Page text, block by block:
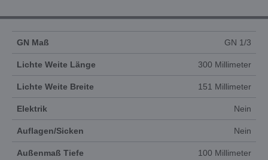
GN Maß GN 1/3
Lichte Weite Länge 300 Millimeter
Lichte Weite Breite 151 Millimeter
Elektrik Nein
Auflagen/Sicken Nein
Außenmaß Tiefe 100 Millimeter